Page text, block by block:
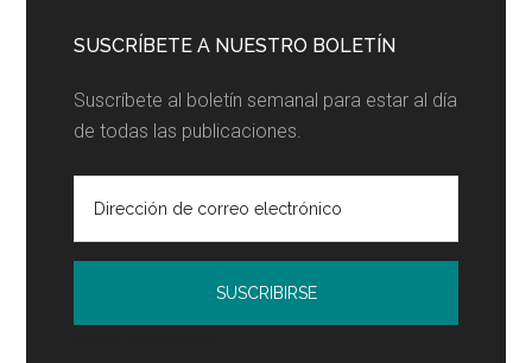
SUSCRÍBETE A NUESTRO BOLETÍN
Suscríbete al boletín semanal para estar al día
de todas las publicaciones.